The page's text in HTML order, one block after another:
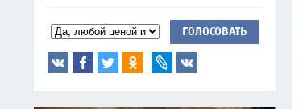
ГОЛОСОВАТЬ